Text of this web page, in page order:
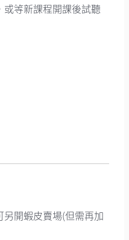
等新課程開課後試聽
開蝦皮賣場(但需再加